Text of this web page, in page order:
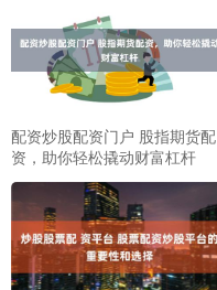
配资炒股配资门户 股指期货配
资，助你轻松撬动财富杠杆